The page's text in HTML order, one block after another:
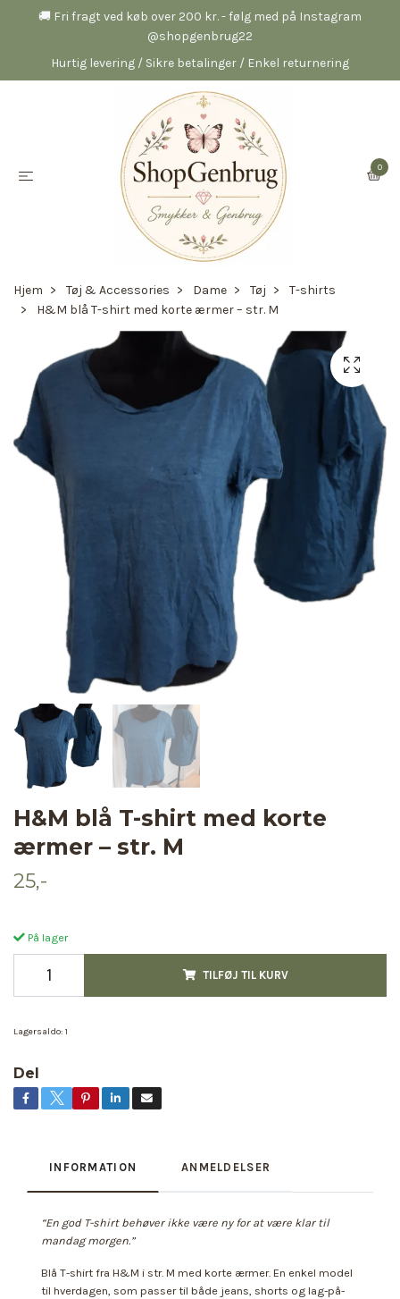
🚚 Fri fragt ved køb over 200 kr. - følg med på Instagram
@shopgenbrug22
Hurtig levering / Sikre betalinger / Enkel returnering
0
Hjem Tøj & Accessories Dame Tøj
T-shirts
H&M blå T-shirt med korte ærmer – str. M
H&M blå T-shirt med korte
ærmer – str. M
25,-
På lager
TILFØJ TIL KURV
Lagersaldo: 1
Del
INFORMATION ANMELDELSER
“En god T-shirt behøver ikke være ny for at være klar til
mandag morgen.”
Blå T-shirt fra H&M i str. M med korte ærmer. En enkel model
til hverdagen, som passer til både jeans, shorts og lag-på-